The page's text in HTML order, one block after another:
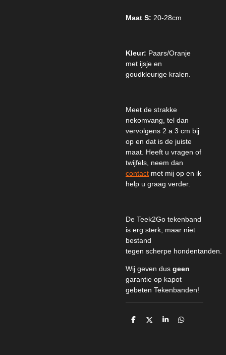
Maat S: 20-28cm
Kleur: Paars/Oranje
met ijsje en
goudkleurige kralen.
Meet de strakke
nekomvang, tel dan
vervolgens 2 a 3 cm bij
op en dat is de juiste
maat. Heeft u vragen of
twijfels, neem dan
contact met mij op en ik
help u graag verder.
De Teek2Go tekenband
is erg sterk, maar niet
bestand
tegen scherpe hondentanden.
Wij geven dus geen
garantie op kapot
gebeten Tekenbanden!
D
D
S
D